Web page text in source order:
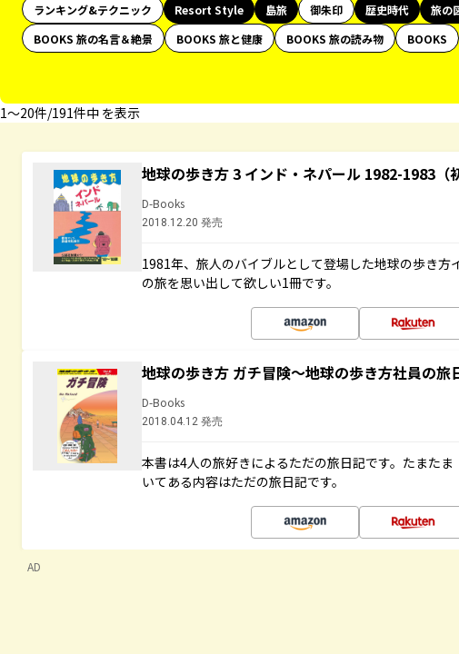
ランキング&テクニック
Resort Style 島旅 御朱印 歴史時代 旅の
BOOKS 旅の名言＆絶景
BOOKS 旅と健康 BOOKS 旅の読み物 BOOKS
1〜20件/191件中 を表示
地球の歩き方 3 インド・ネパール 1982-1983（
D-Books
2018.12.20 発売
1981年、旅人のバイブルとして登場した地球の歩き
の旅を思い出して欲しい1冊です。
地球の歩き方 ガチ冒険～地球の歩き方社員の旅
D-Books
2018.04.12 発売
本書は4人の旅好きによるただの旅日記です。たまた
いてある内容はただの旅日記です。
AD